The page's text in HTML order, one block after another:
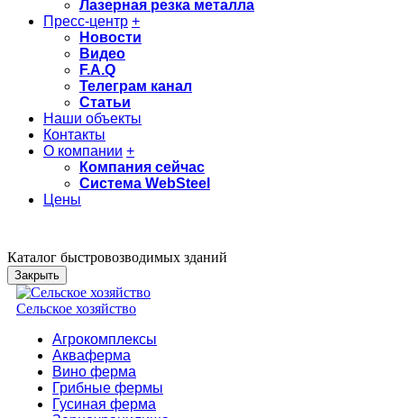
Лазерная резка металла
Пресс-центр +
Новости
Видео
F.A.Q
Телеграм канал
Статьи
Наши объекты
Контакты
О компании +
Компания сейчас
Система WebSteel
Цены
Каталог быстровозводимых зданий
Закрыть
Сельское хозяйство
Агрокомплексы
Акваферма
Вино ферма
Грибные фермы
Гусиная ферма